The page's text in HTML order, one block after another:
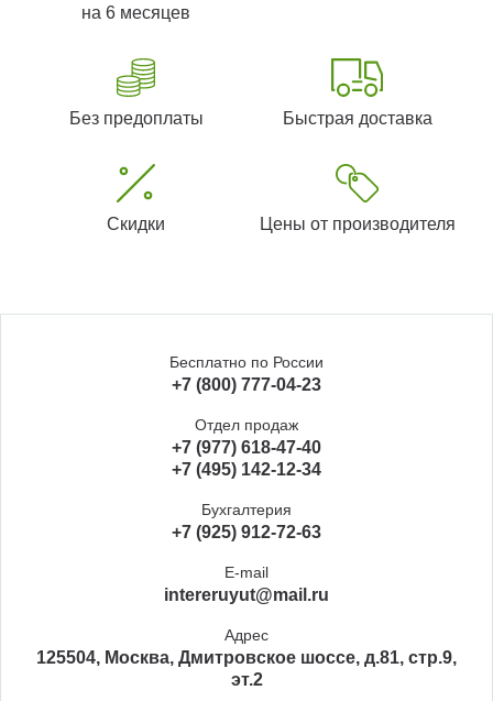
на 6 месяцев
Без предоплаты Быстрая доставка
Скидки Цены от производителя
Бесплатно по России
+7 (800) 777-04-23
Отдел продаж
+7 (977) 618-47-40
+7 (495) 142-12-34
Бухгалтерия
+7 (925) 912-72-63
E-mail
intereruyut@mail.ru
Адрес
125504, Москва, Дмитровское шоссе, д.81, стр.9,
эт.2